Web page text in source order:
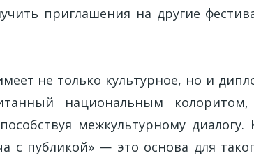
приглашения на другие
не только культурное, но и
национальным колоритом,
межкультурному диалогу.
с публикой» — это основа для